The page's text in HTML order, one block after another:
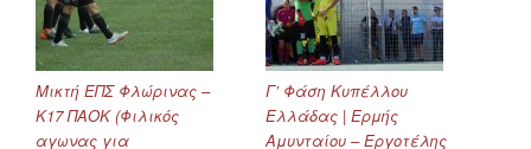
Μικτή ΕΠΣ Φλώρινας –
Κ17 ΠΑΟΚ (Φιλικός
αγωνας για
Γ’ Φάση Κυπέλλου
Ελλάδας | Ερμής
Αμυνταίου – Εργοτέλης